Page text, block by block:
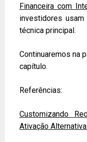
Financeira com
investidores
técnica principal.
Continuaremos na
capítulo.
Referências:
Customizando
Ativação